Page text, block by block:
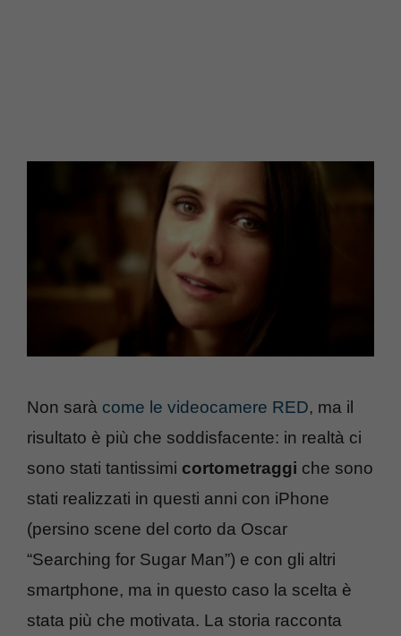
Non sarà come le videocamere RED, ma il
risultato è più che soddisfacente: in realtà ci
sono stati tantissimi cortometraggi che sono
stati realizzati in questi anni con iPhone
(persino scene del corto da Oscar
“Searching for Sugar Man”) e con gli altri
smartphone, ma in questo caso la scelta è
stata più che motivata. La storia racconta